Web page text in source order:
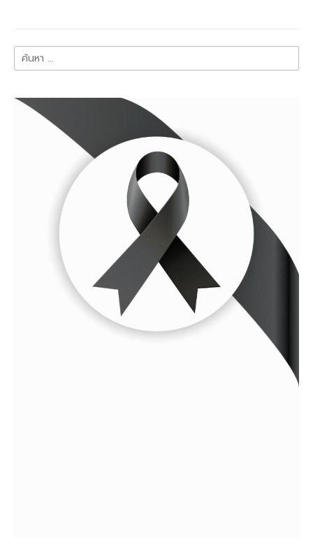
ค้นหา
สำหรับ: